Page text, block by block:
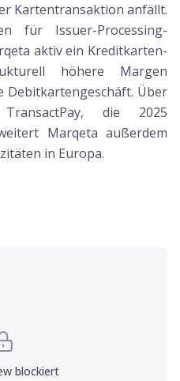
Kartentransaktion anfällt.
für Issuer-Processing-
aktiv ein Kreditkarten-
höhere Margen
Debitkartengeschäft. Über
die 2025
Marqeta außerdem
in Europa.
blockiert